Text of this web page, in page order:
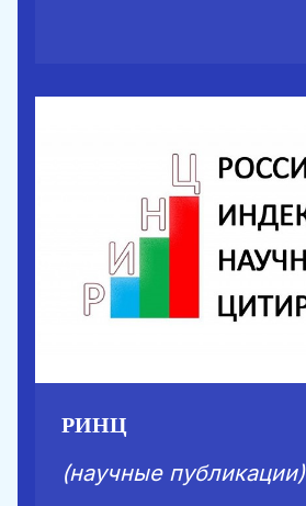
РИНЦ
(научные публикации)